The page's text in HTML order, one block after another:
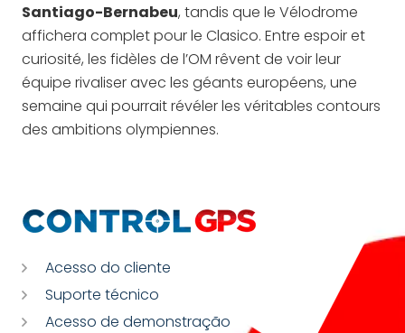
Santiago-Bernabeu, tandis que le Vélodrome
affichera complet pour le Clasico. Entre espoir et
curiosité, les fidèles de l’OM rêvent de voir leur
équipe rivaliser avec les géants européens, une
semaine qui pourrait révéler les véritables contours
des ambitions olympiennes.
Acesso do cliente
Suporte técnico
Acesso de demonstração